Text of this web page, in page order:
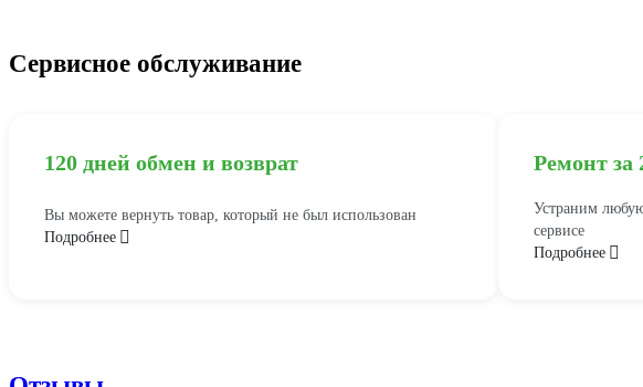
Сервисное обслуживание
120 дней обмен и возврат
Вы можете вернуть товар, который не был использован
Подробнее
Ремонт за
Устраним
сервисе
Подробнее